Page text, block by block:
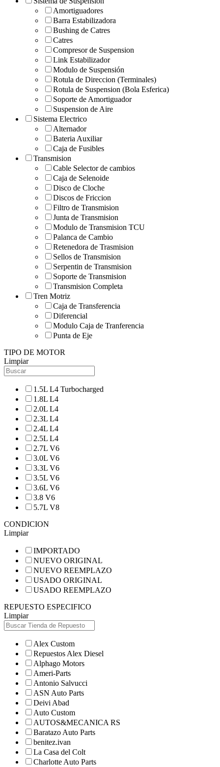
Amortiguadores
Barra Estabilizadora
Bushing de Catres
Catres
Compresor de Suspension
Link Estabilizador
Modulo de Suspensión
Rotula de Direccion (Terminales)
Rotula de Suspension (Bola Esferica)
Soporte de Amortiguador
Suspension de Aire
Sistema Electrico
Alternador
Bateria Auxiliar
Caja de Fusibles
Transmision
Cable Selector de cambios
Caja de Selenoide
Disco de Cloche
Discos de Friccion
Filtro de Transmision
Junta de Transmision
Modulo de Transmision TCU
Palanca de Cambio
Retenedora de Trasmision
Sellos de Transmision
Serpentin de Transmision
Soporte de Transmision
Transmision Completa
Tren Motriz
Caja de Transferencia
Diferencial
Modulo Caja de Tranferencia
Punta de Eje
TIPO DE MOTOR
Limpiar
1.5L L4 Turbocharged
1.8L L4
2.0L L4
2.3L L4
2.4L L4
2.5L L4
2.7L V6
3.0L V6
3.3L V6
3.5L V6
3.6L V6
3.8 V6
5.7L V8
CONDICION
Limpiar
IMPORTADO
NUEVO ORIGINAL
NUEVO REEMPLAZO
USADO ORIGINAL
USADO REEMPLAZO
REPUESTO ESPECIFICO
Limpiar
Alex Custom
Repuestos Alex Diesel
Alphago Motors
Ameri-Parts
Antonio Salvucci
ASN Auto Parts
Deivi Abad
Auto Custom
AUTOS&MECANICA RS
Baratazo Auto Parts
benitez.ivan
La Casa del Colt
Charlotte Auto Parts